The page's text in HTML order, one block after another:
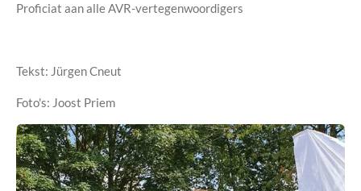
Proficiat aan alle AVR-vertegenwoordigers
Tekst: Jürgen Cneut
Foto's: Joost Priem